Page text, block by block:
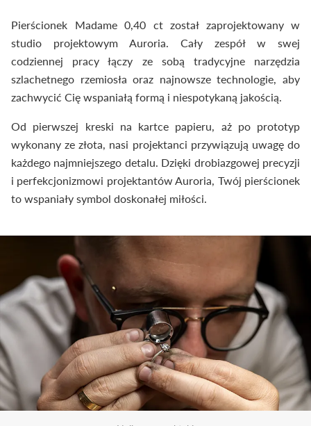
Pierścionek Madame 0,40 ct został zaprojektowany w
studio projektowym Auroria. Cały zespół w swej
codziennej pracy łączy ze sobą tradycyjne narzędzia
szlachetnego rzemiosła oraz najnowsze technologie, aby
zachwycić Cię wspaniałą formą i niespotykaną jakością.
Od pierwszej kreski na kartce papieru, aż po prototyp
wykonany ze złota, nasi projektanci przywiązują uwagę do
każdego najmniejszego detalu. Dzięki drobiazgowej precyzji
i perfekcjonizmowi projektantów Auroria, Twój pierścionek
to wspaniały symbol doskonałej miłości.